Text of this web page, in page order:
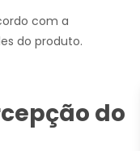
com a
do produto.
do